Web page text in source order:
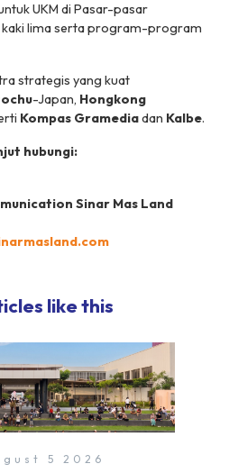
UKM di Pasar-pasar
kaki lima serta program-program
strategis yang kuat
-Japan, Hongkong
Kompas Gramediadan Kalbe.
hubungi:
Sinar Mas Land
like this
5 2026